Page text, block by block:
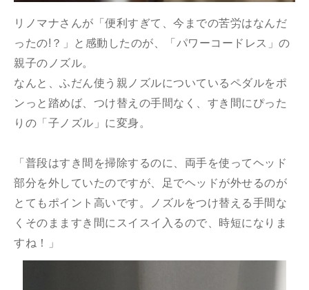
リノマナさんが「便利すぎて、今までの苦労はなんだ
ったの!？」と感動したのが、「パワーコードレス」の
親子のノズル。
なんと、ふだん使う親ノズルについているペダルをポ
ンっと踏めば、つけ替えの手間なく、すき間にぴった
りの「子ノズル」に変身。
「普段はすき間を掃除するのに、両手を使ってヘッド
部分を外していたのですが、足でヘッドが外せるのが
とてもポイント高いです。ノズルをつけ替える手間な
くそのまますき間にスイスイ入るので、時短になりま
すね！」